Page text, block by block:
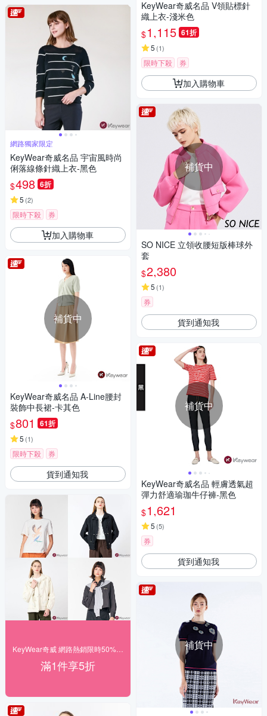
網路獨家限定
KeyWear奇威名品 宇宙風時尚
俐落線條針織上衣-黑色
$498 6折
5 (2)
限時下殺 券
加入購物車
補貨中
KeyWear奇威名品 A-Line腰封
裝飾中長裙-卡其色
$801 61折
5 (1)
限時下殺 券
貨到通知我
滿1件享5折
KeyWear奇威名品 V領貼標針
織上衣-淺米色
$1,115 61折
5 (1)
限時下殺 券
加入購物車
補貨中
SO NICE 立領收腰短版棒球外
套
$2,380
5 (1)
券
貨到通知我
補貨中
KeyWear奇威名品 輕膚透氣超
彈力舒適瑜珈牛仔褲-黑色
$1,621
5 (5)
券
貨到通知我
補貨中